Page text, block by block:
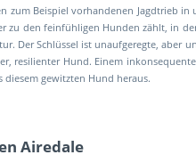
zum Beispiel vorhandenen Jagdtrieb
zu den feinfühligen Hunden zählt, in
Der Schlüssel ist unaufgeregte, aber
resilienter Hund. Einem
gewitzten Hund heraus.
Airedale